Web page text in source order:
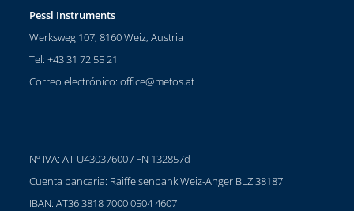
Pessl Instruments
Werksweg 107, 8160 Weiz, Austria
Tel: +43 31 72 55 21
Correo electrónico:office@metos.at
Nº IVA: AT U43037600 / FN 132857d
Cuenta bancaria: Raiffeisenbank Weiz-Anger BLZ 38187
IBAN: AT36 3818 7000 0504 4607